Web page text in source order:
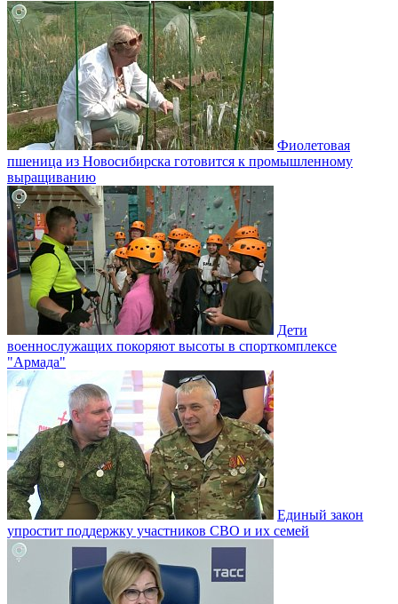
Фиолетовая
пшеница из Новосибирска готовится к промышленному
выращиванию
Дети
военнослужащих покоряют высоты в спорткомплексе
"Армада"
Единый закон
упростит поддержку участников СВО и их семей